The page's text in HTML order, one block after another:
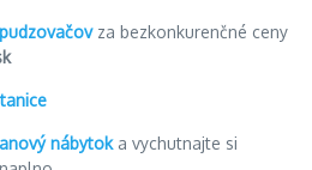
za bezkonkurenčné ceny
nábytoka vychutnajte si